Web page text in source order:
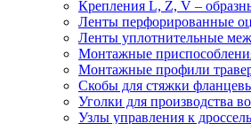
Крепления L, Z, V –
Ленты перфорированные
Ленты уплотнительные
Монтажные
Монтажные профили
Скобы для стяжки
Уголки для производства
Узлы управления к